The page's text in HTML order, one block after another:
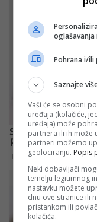
oglašavanja
Pohrana i/ili
Saznajte
Vaši će se osobni
uređaja (kolačiće,
uređaja) može
partnera ili ih može
partneri možemo
geolociranju. Popis
Neki dobavljači
temelju legitimnog
nastavku možete
dnu ove stranice ili
pristankom ili
kolačića.